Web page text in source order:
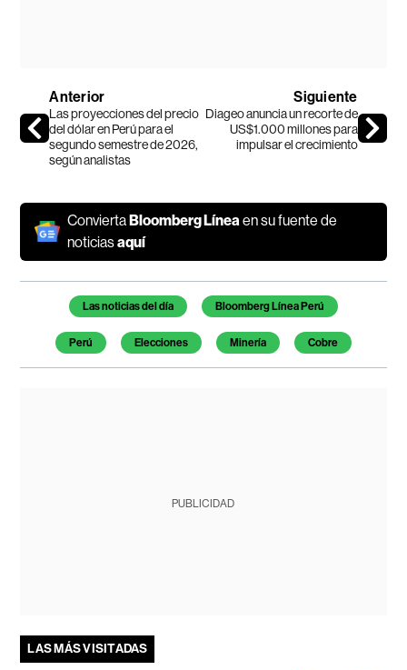
Anterior
Las proyecciones del precio
del dólar en Perú para el
segundo semestre de 2026,
según analistas
Siguiente
Diageo anuncia un recorte de
US$1.000 millones para
impulsar el crecimiento
ConviertaBloomberg Línea en su fuente de
noticiasaquí
Temas de este artículo
Las noticias del día Bloomberg Línea Perú
Perú Elecciones Minería Cobre
PUBLICIDAD
LAS MÁS VISITADAS